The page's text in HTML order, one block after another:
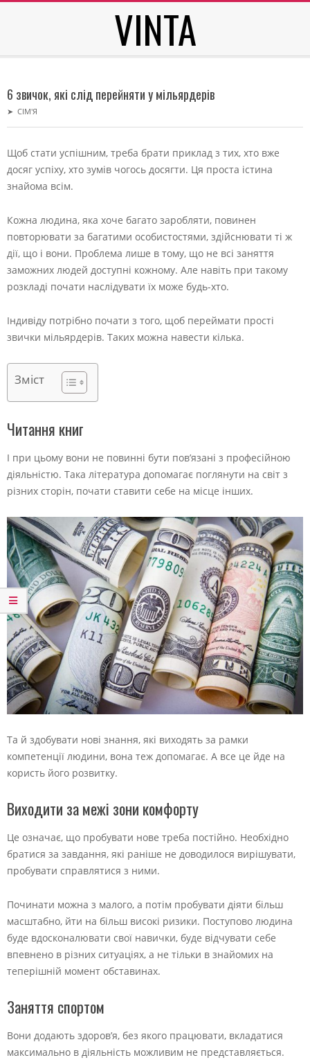
VINTA
Menu
6 звичок, які слід перейняти у мільярдерів
➤ СІМ'Я
Щоб стати успішним, треба брати приклад з тих, хто вже
досяг успіху, хто зумів чогось досягти. Ця проста істина
знайома всім.
Кожна людина, яка хоче багато заробляти, повинен
повторювати за багатими особистостями, здійснювати ті ж
дії, що і вони. Проблема лише в тому, що не всі заняття
заможних людей доступні кожному. Але навіть при такому
розкладі почати наслідувати їх може будь-хто.
Індивіду потрібно почати з того, щоб переймати прості
звички мільярдерів. Таких можна навести кілька.
Зміст
Читання книг
І при цьому вони не повинні бути пов’язані з професійною
діяльністю. Така література допомагає поглянути на світ з
різних сторін, почати ставити себе на місце інших.
Та й здобувати нові знання, які виходять за рамки
компетенції людини, вона теж допомагає. А все це йде на
користь його розвитку.
Виходити за межі зони комфорту
Це означає, що пробувати нове треба постійно. Необхідно
братися за завдання, які раніше не доводилося вирішувати,
пробувати справлятися з ними.
Починати можна з малого, а потім пробувати діяти більш
масштабно, йти на більш високі ризики. Поступово людина
буде вдосконалювати свої навички, буде відчувати себе
впевнено в різних ситуаціях, а не тільки в знайомих на
теперішній момент обставинах.
Заняття спортом
Вони додають здоров’я, без якого працювати, вкладатися
максимально в діяльність можливим не представляється.